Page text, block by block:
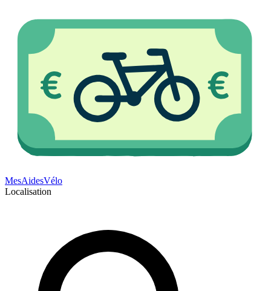
MesAidesVélo
Localisation